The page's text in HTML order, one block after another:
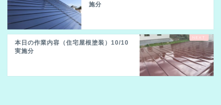
施分
本日の作業内容（住宅屋根塗装）10/10
実施分